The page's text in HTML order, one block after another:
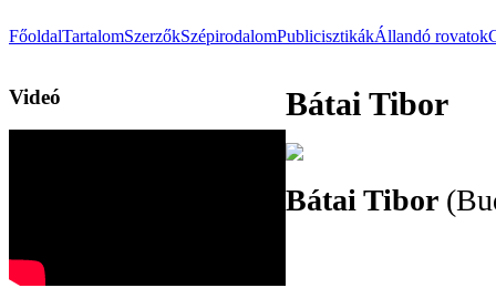
FőoldalTartalomSzerzőkSzépirodalomPublicisztikákÁllandó rovatok
Videó Bátai Tibor
Bátai Tibor